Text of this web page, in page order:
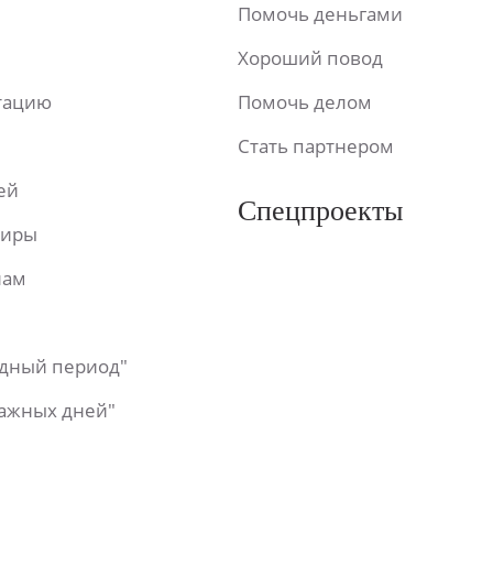
период"
дней"
Помочь деньгами
Хороший повод
Помочь делом
Стать партнером
Спецпроекты